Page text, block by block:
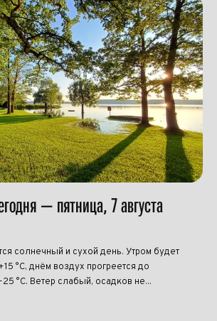
— пятница, 7 августа
солнечный и сухой день. Утром будет
°C, днём воздух прогреется до
°C. Ветер слабый, осадков не...